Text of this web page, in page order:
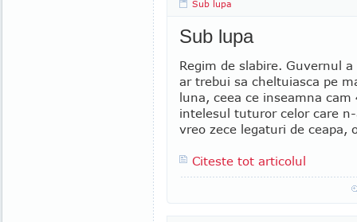
Sub lupa
Sub lupa
Regim de slabire. Guvernul
ar trebui sa cheltuiasca pe
luna, ceea ce inseamna
intelesul tuturor celor care
vreo zece legaturi de ceapa,
Citeste tot articolul